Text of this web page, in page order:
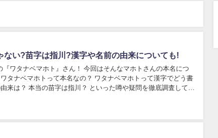
ない?苗字は指川?漢字や名前の由来についても!
『ワタナベマホト』さん！ 今回はそんなマホトさんの本名につ
タナベマホトって本名なの？ ワタナベマホトって漢字でどう書
来は？ 本当の苗字は指川？ といった噂や疑問を徹底調査してみ